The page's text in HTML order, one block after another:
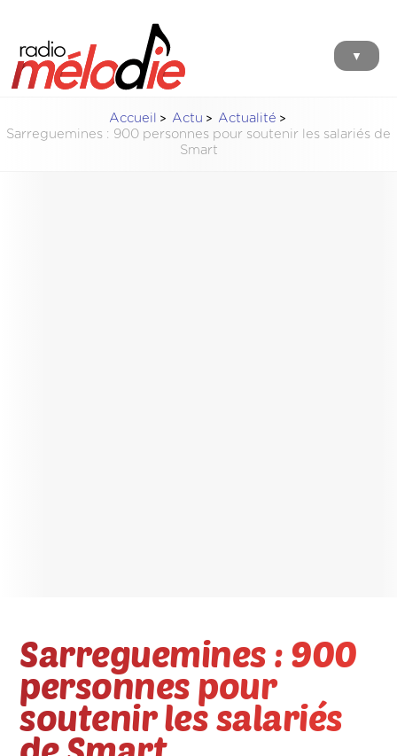
▼
Accueil Actu
Actualité
Sarreguemines : 900 personnes pour soutenir les salariés de
Smart
Sarreguemines : 900
personnes pour
soutenir les salariés